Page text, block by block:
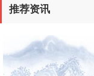
北证50
推荐资讯